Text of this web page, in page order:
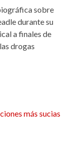
sobre
durante su
a finales de
drogas